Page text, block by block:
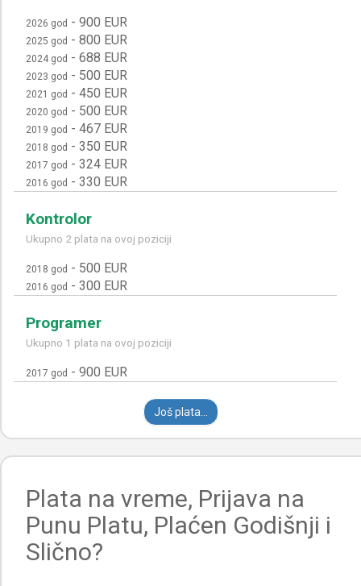
2026 god - 900 EUR
2025 god - 800 EUR
2024 god - 688 EUR
2023 god - 500 EUR
2021 god - 450 EUR
2020 god - 500 EUR
2019 god - 467 EUR
2018 god - 350 EUR
2017 god - 324 EUR
2016 god - 330 EUR
Kontrolor
Ukupno 2 plata na ovoj poziciji
2018 god - 500 EUR
2016 god - 300 EUR
Programer
Ukupno 1 plata na ovoj poziciji
2017 god - 900 EUR
Još plata...
Plata na vreme, Prijava na
Punu Platu, Plaćen Godišnji i
Slično?